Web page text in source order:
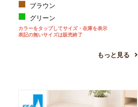
ブラウン
グリーン
カラーをタップしてサイズ・在庫を表示
表記の無いサイズは販売終了
もっと見る